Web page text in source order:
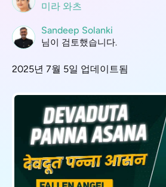
미라 와츠
Sandeep Solanki
님이 검토했습니다.
2025년 7월 5일 업데이트됨